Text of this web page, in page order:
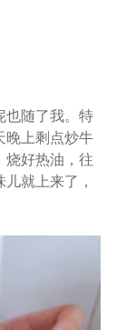
随了我。特
晚上剩点炒牛
烧好热油，往
就上来了，